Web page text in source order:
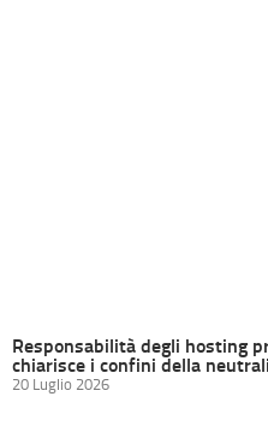
Responsabilità degli hosting
chiarisce i confini della
20 Luglio 2026